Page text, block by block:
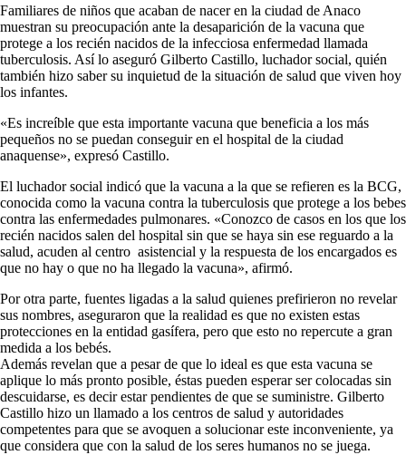
Familiares de niños que acaban de nacer en la ciudad de Anaco
muestran su preocupación ante la desaparición de la vacuna que
protege a los recién nacidos de la infecciosa enfermedad llamada
tuberculosis. Así lo aseguró Gilberto Castillo, luchador social, quién
también hizo saber su inquietud de la situación de salud que viven hoy
los infantes.
«Es increíble que esta importante vacuna que beneficia a los más
pequeños no se puedan conseguir en el hospital de la ciudad
anaquense», expresó Castillo.
El luchador social indicó que la vacuna a la que se refieren es la BCG,
conocida como la vacuna contra la tuberculosis que protege a los bebes
contra las enfermedades pulmonares. «Conozco de casos en los que los
recién nacidos salen del hospital sin que se haya sin ese reguardo a la
salud, acuden al centro asistencial y la respuesta de los encargados es
que no hay o que no ha llegado la vacuna», afirmó.
Por otra parte, fuentes ligadas a la salud quienes prefirieron no revelar
sus nombres, aseguraron que la realidad es que no existen estas
protecciones en la entidad gasífera, pero que esto no repercute a gran
medida a los bebés.
Además revelan que a pesar de que lo ideal es que esta vacuna se
aplique lo más pronto posible, éstas pueden esperar ser colocadas sin
descuidarse, es decir estar pendientes de que se suministre. Gilberto
Castillo hizo un llamado a los centros de salud y autoridades
competentes para que se avoquen a solucionar este inconveniente, ya
que considera que con la salud de los seres humanos no se juega.